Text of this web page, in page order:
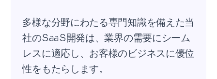
多様な分野にわたる専門知識を備えた当
社のSaaS開発は、業界の需要にシーム
レスに適応し、お客様のビジネスに優位
性をもたらします。